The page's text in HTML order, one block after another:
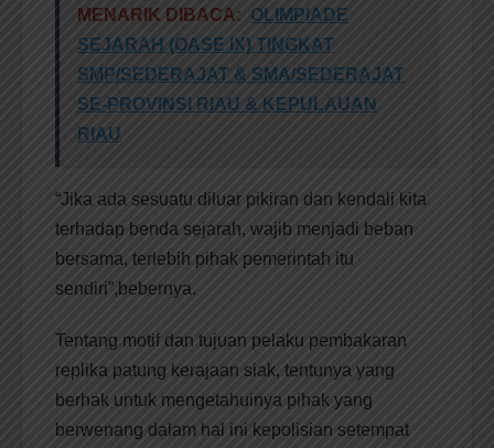
MENARIK DIBACA: OLIMPIADE
SEJARAH (OASE IX) TINGKAT
SMP/SEDERAJAT & SMA/SEDERAJAT
SE-PROVINSI RIAU & KEPULAUAN
RIAU
“Jika ada sesuatu diluar pikiran dan kendali kita
terhadap benda sejarah, wajib menjadi beban
bersama, terlebih pihak pemerintah itu
sendiri”,bebernya.
Tentang motif dan tujuan pelaku pembakaran
replika patung kerajaan siak, tentunya yang
berhak untuk mengetahuinya pihak yang
berwenang dalam hal ini kepolisian setempat